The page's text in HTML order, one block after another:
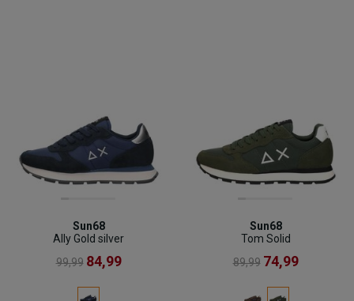
Sun68
Ally Gold silver
99,99 84,99
Sun68
Tom Solid
89,99 74,99